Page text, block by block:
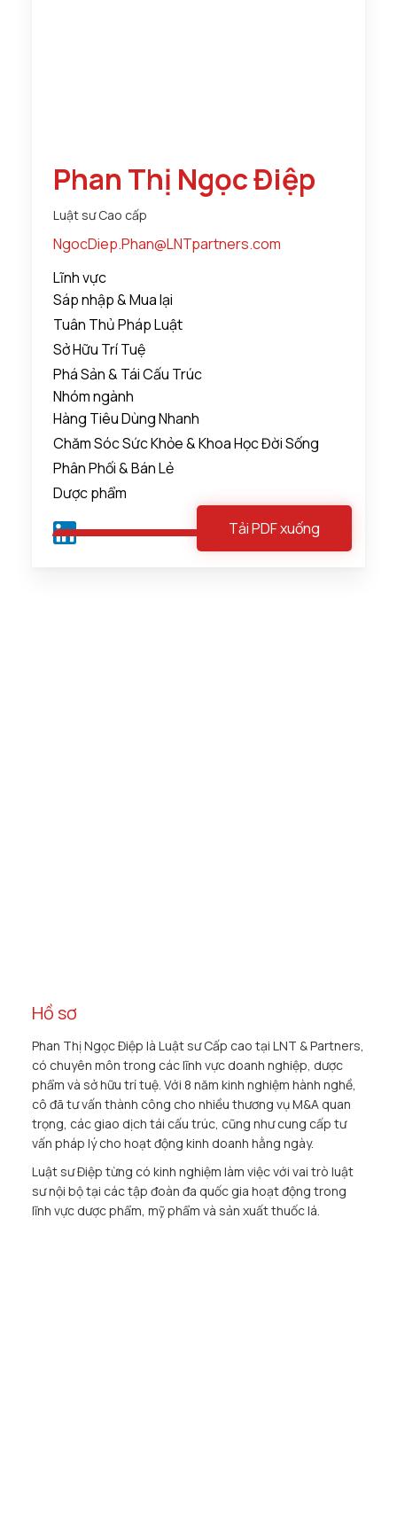
Phan Thị Ngọc Điệp
Luật sư Cao cấp
NgocDiep.Phan@LNTpartners.com
Lĩnh vực
Nhóm ngành
Sáp nhập & Mua lại
Tuân Thủ Pháp Luật
Sở Hữu Trí Tuệ
Phá Sản & Tái Cấu Trúc
Hàng Tiêu Dùng Nhanh
Chăm Sóc Sức Khỏe & Khoa Học Đời Sống
Phân Phối & Bán Lẻ
Dược phẩm
Tải PDF xuống
Hồ sơ
Phan Thị Ngọc Điệp là Luật sư Cấp cao tại LNT & Partners,
có chuyên môn trong các lĩnh vực doanh nghiệp, dược
phẩm và sở hữu trí tuệ. Với 8 năm kinh nghiệm hành nghề,
cô đã tư vấn thành công cho nhiều thương vụ M&A quan
trọng, các giao dịch tái cấu trúc, cũng như cung cấp tư
vấn pháp lý cho hoạt động kinh doanh hằng ngày.
Luật sư Điệp từng có kinh nghiệm làm việc với vai trò luật
sư nội bộ tại các tập đoàn đa quốc gia hoạt động trong
lĩnh vực dược phẩm, mỹ phẩm và sản xuất thuốc lá.